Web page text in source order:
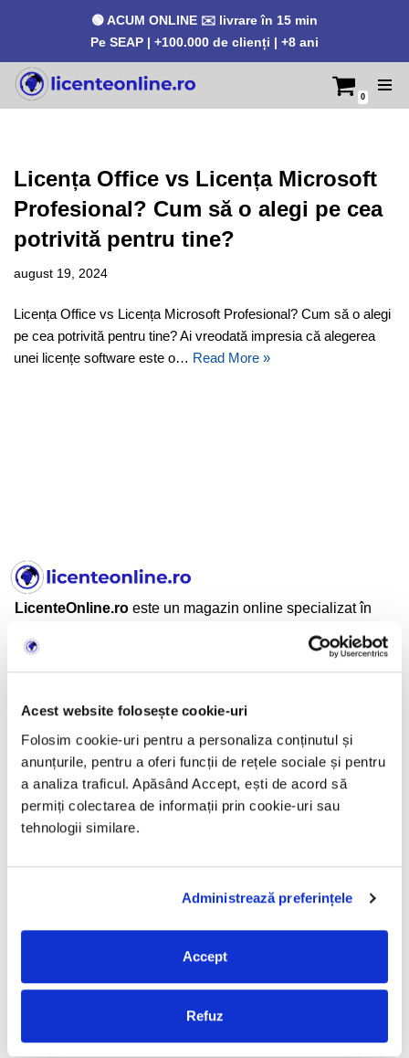
Acest website folosește cookie-uri
Folosim cookie-uri pentru a personaliza conținutul și
anunțurile, pentru a oferi funcții de rețele sociale și pentru
a analiza traficul. Apăsând Accept, ești de acord să
permiți colectarea de informații prin cookie-uri sau
tehnologii similare.
Administrează preferințele
Accept
Refuz
🟢 ACUM ONLINE ✉️ livrare în 15 min
Pe SEAP | +100.000 de clienți | +8 ani
Sari
0
Licența Office vs Licența Microsoft
Profesional? Cum să o alegi pe cea
potrivită pentru tine?
august 19, 2024
Licența Office vs Licența Microsoft Profesional? Cum să o alegi
pe cea potrivită pentru tine? Ai vreodată impresia că alegerea
unei licențe software este o… Read More »
LicenteOnline.ro este un magazin online specializat în
Produsele sunt livrate exclusiv în format digital prin email.
CUI: 43282860
Nr. Reg. Com.: J05/2034/2020
Adresă: Beiuș, Jud. Bihor, România
Informații
TERMENI SI CONDITII
POLITICA COOKIE
CONTACT
Intrebari frecvente